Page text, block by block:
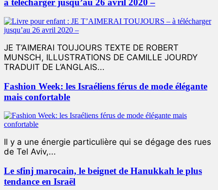
à télécharger jusqu’au 26 avril 2020 –
JE T’AIMERAI TOUJOURS TEXTE DE ROBERT
MUNSCH, ILLUSTRATIONS DE CAMILLE JOURDY
TRADUIT DE L’ANGLAIS...
Fashion Week: les Israéliens férus de mode élégante
mais confortable
Il y a une énergie particulière qui se dégage des rues
de Tel Aviv,...
Le sfinj marocain, le beignet de Hanukkah le plus
tendance en Israël